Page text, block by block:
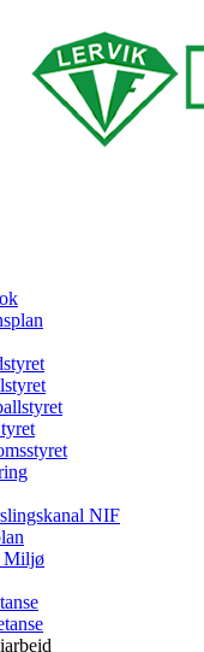
NIF
Miljø